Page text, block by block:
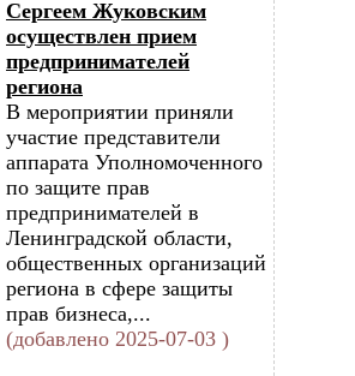
Сергеем Жуковским
осуществлен прием
предпринимателей
региона
В мероприятии приняли
участие представители
аппарата Уполномоченного
по защите прав
предпринимателей в
Ленинградской области,
общественных организаций
региона в сфере защиты
прав бизнеса,...
(добавлено 2025-07-03 )